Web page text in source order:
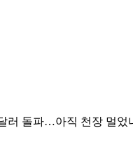
러 돌파…아직 천장 멀었